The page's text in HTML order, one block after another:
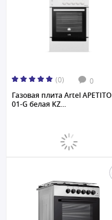
(0) 0
Газовая плита Artel APETITO
01-G белая KZ...